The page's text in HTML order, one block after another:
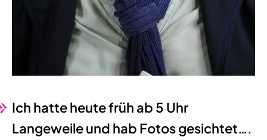
Ich hatte heute früh ab 5 Uhr
Langeweile und hab Fotos gesichtet….